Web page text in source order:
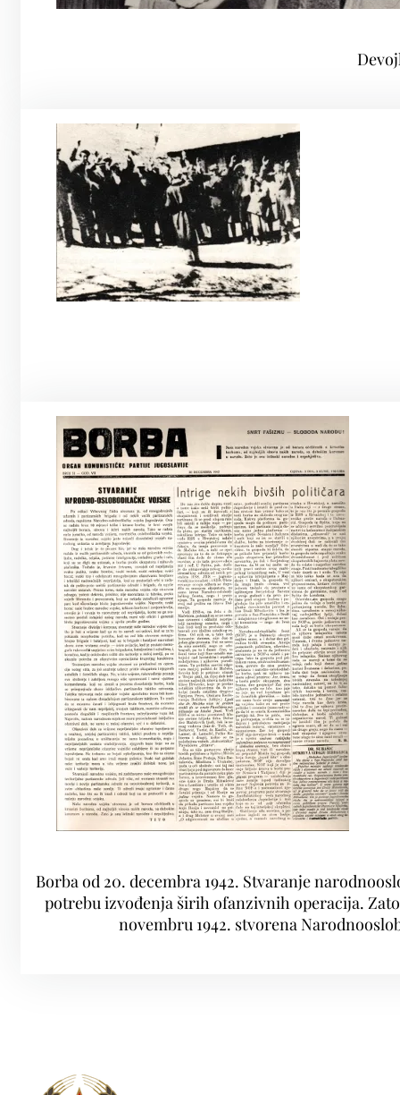
Borba od 20. decembra 1942. Stvaranje
potrebu izvođenja širih ofanzivnih operacija.
novembru 1942. stvorena